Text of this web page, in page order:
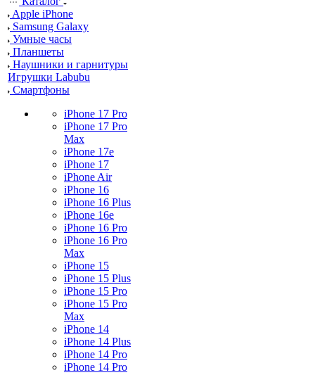
Apple iPhone
Samsung Galaxy
Умные часы
Планшеты
Наушники и гарнитуры
Игрушки Labubu
Смартфоны
iPhone 17 Pro
iPhone 17 Pro
Max
iPhone 17e
iPhone 17
iPhone Air
iPhone 16
iPhone 16 Plus
iPhone 16e
iPhone 16 Pro
iPhone 16 Pro
Max
iPhone 15
iPhone 15 Plus
iPhone 15 Pro
iPhone 15 Pro
Max
iPhone 14
iPhone 14 Plus
iPhone 14 Pro
iPhone 14 Pro